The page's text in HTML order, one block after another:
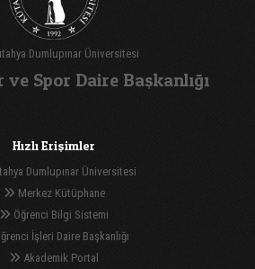
Dumlupınar Üniversitesi
ve Spor Daire Başkanlığı
Hızlı Erişimler
Dumlupınar Üniversitesi
Merkez Kütüphane
Öğrenci Bilgi Sistemi
İşleri Daire Başkanlığı
Akademik Portal